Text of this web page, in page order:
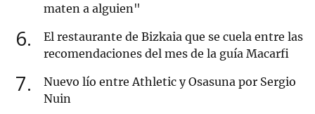
maten a alguien"
6
El restaurante de Bizkaia que se cuela entre las
recomendaciones del mes de la guía Macarfi
7
Nuevo lío entre Athletic y Osasuna por Sergio
Nuin